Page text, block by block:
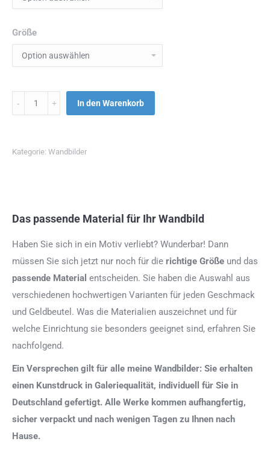
Größe
Menge In den Warenkorb
Kategorie: Wandbilder
Das passende Material für Ihr Wandbild
Haben Sie sich in ein Motiv verliebt? Wunderbar! Dann
müssen Sie sich jetzt nur noch für die richtige Größe und das
passende Material entscheiden. Sie haben die Auswahl aus
verschiedenen hochwertigen Varianten für jeden Geschmack
und Geldbeutel. Was die Materialien auszeichnet und für
welche Einrichtung sie besonders geeignet sind, erfahren Sie
nachfolgend.
Ein Versprechen gilt für alle meine Wandbilder: Sie erhalten
einen Kunstdruck in Galeriequalität, individuell für Sie in
Deutschland gefertigt. Alle Werke kommen aufhangfertig,
sicher verpackt und nach wenigen Tagen zu Ihnen nach
Hause.